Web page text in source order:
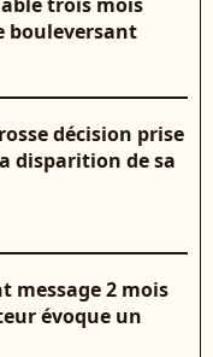
bouleversant
décision prise
disparition de sa
message 2 mois
évoque un